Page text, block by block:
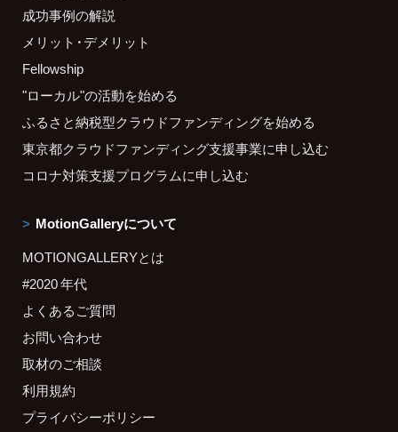
成功事例の解説
メリット・デメリット
Fellowship
"ローカル"の活動を始める
ふるさと納税型クラウドファンディングを始める
東京都クラウドファンディング支援事業に申し込む
コロナ対策支援プログラムに申し込む
MotionGalleryについて
MOTIONGALLERYとは
#2020 年代
よくあるご質問
お問い合わせ
取材のご相談
利用規約
プライバシーポリシー